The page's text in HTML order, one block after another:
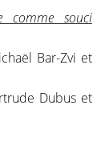
comme souci
Bar-Zvi et
Dubus et